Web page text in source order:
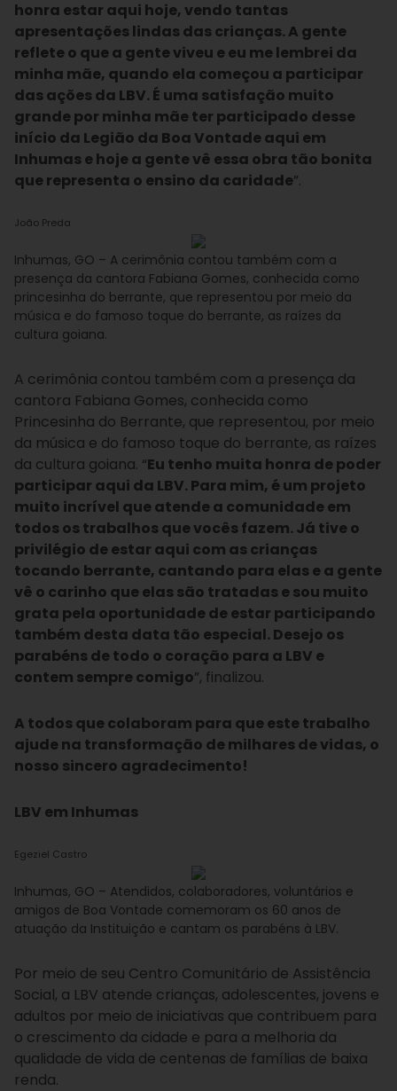
honra estar aqui hoje, vendo tantas
apresentações lindas das crianças. A gente
reflete o que a gente viveu e eu me lembrei da
minha mãe, quando ela começou a participar
das ações da LBV. É uma satisfação muito
grande por minha mãe ter participado desse
início da Legião da Boa Vontade aqui em
Inhumas e hoje a gente vê essa obra tão bonita
que representa o ensino da caridade”.
João Preda
Inhumas, GO – A cerimônia contou também com a
presença da cantora Fabiana Gomes, conhecida como
princesinha do berrante, que representou por meio da
música e do famoso toque do berrante, as raízes da
cultura goiana.
A cerimônia contou também com a presença da
cantora Fabiana Gomes, conhecida como
Princesinha do Berrante, que representou, por meio
da música e do famoso toque do berrante, as raízes
da cultura goiana. “Eu tenho muita honra de poder
participar aqui da LBV. Para mim, é um projeto
muito incrível que atende a comunidade em
todos os trabalhos que vocês fazem. Já tive o
privilégio de estar aqui com as crianças
tocando berrante, cantando para elas e a gente
vê o carinho que elas são tratadas e sou muito
grata pela oportunidade de estar participando
também desta data tão especial. Desejo os
parabéns de todo o coração para a LBV e
contem sempre comigo”, finalizou.
A todos que colaboram para que este trabalho
ajude na transformação de milhares de vidas, o
nosso sincero agradecimento!
LBV em Inhumas
Egeziel Castro
Inhumas, GO – Atendidos, colaboradores, voluntários e
amigos de Boa Vontade comemoram os 60 anos de
atuação da Instituição e cantam os parabéns à LBV.
Por meio de seu Centro Comunitário de Assistência
Social, a LBV atende crianças, adolescentes, jovens e
adultos por meio de iniciativas que contribuem para
o crescimento da cidade e para a melhoria da
qualidade de vida de centenas de famílias de baixa
renda.